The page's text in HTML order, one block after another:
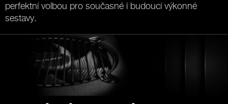
perfektní volbou pro současné i budoucí výkonné
sestavy.